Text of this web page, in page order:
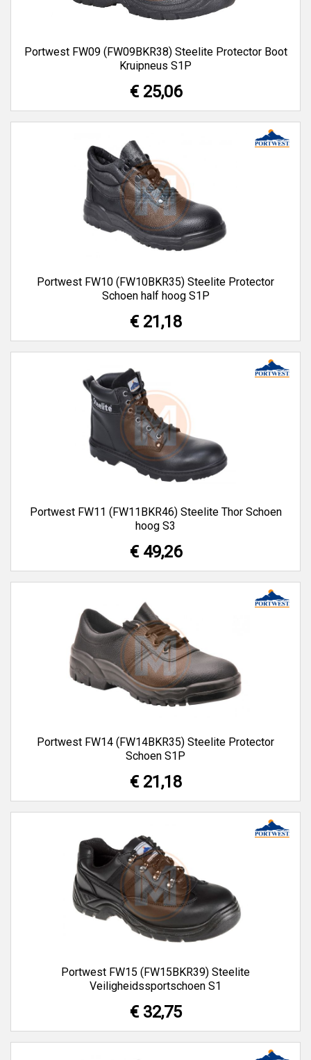
Portwest FW09 (FW09BKR38) Steelite Protector Boot
Kruipneus S1P
€ 25,06
Portwest FW10 (FW10BKR35) Steelite Protector
Schoen half hoog S1P
€ 21,18
Portwest FW11 (FW11BKR46) Steelite Thor Schoen
hoog S3
€ 49,26
Portwest FW14 (FW14BKR35) Steelite Protector
Schoen S1P
€ 21,18
Portwest FW15 (FW15BKR39) Steelite
Veiligheidssportschoen S1
€ 32,75